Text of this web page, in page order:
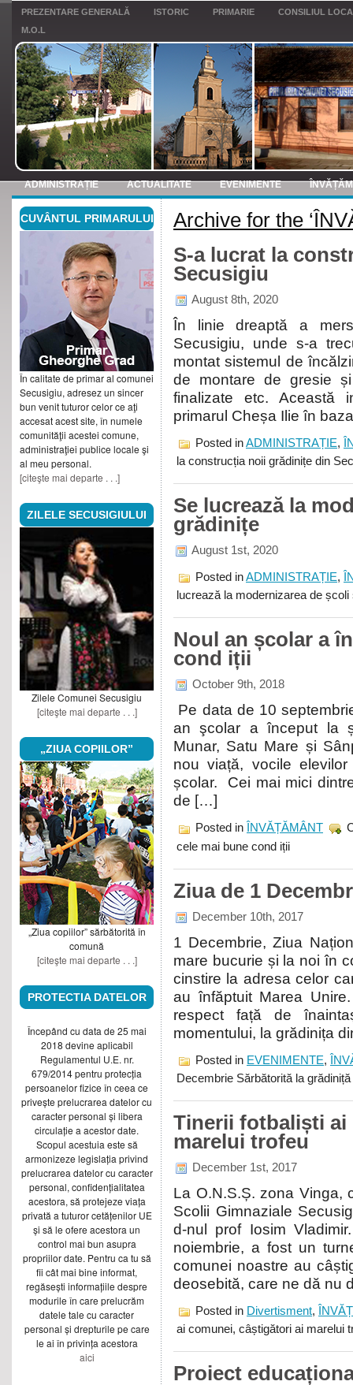
PREZENTARE GENERALĂ ISTORIC PRIMARIE
CONSILIUL
M.O.L
ADMINISTRAȚIE ACTUALITATE EVENIMENTE
ANUNTURI
CUVÂNTUL PRIMARULUI
În calitate de primar al comunei
Secusigiu, adresez un sincer
bun venit tuturor celor ce aţi
accesat acest site, în numele
comunităţii acestei comune,
administraţiei publice locale şi
al meu personal.
[citeşte mai departe . . .]
ZILELE SECUSIGIULUI
Zilele Comunei Secusigiu
[citeşte mai departe . . .]
„ZIUA COPIILOR”
„Ziua copiilor” sărbătorită în
comună
[citeşte mai departe . . .]
PROTECTIA DATELOR
Începând cu data de 25 mai
2018 devine aplicabil
Regulamentul U.E. nr.
679/2014 pentru protecția
persoanelor fizice în ceea ce
privește prelucrarea datelor cu
caracter personal și libera
circulație a acestor date.
Scopul acestuia este să
armonizeze legislația privind
prelucrarea datelor cu caracter
personal, confidențialitatea
acestora, să protejeze viața
privată a tuturor cetățenilor UE
și să le ofere acestora un
control mai bun asupra
propriilor date. Pentru ca tu să
fii cât mai bine informat,
regăsești informațiile despre
modurile în care prelucrăm
datele tale cu caracter
personal și drepturile pe care
le ai în privința acestora
aici
Archive for the
S-a lucrat la
Secusigiu
August 8th, 2020
În linie dreaptă a
Secusigiu, unde s-a
montat sistemul de
de montare de gresie
finalizate etc. Această
primarul Cheșa Ilie în
Posted inADMINISTRAȚIE,
la construcția noii grădinițe din
Se lucrează la
grădinițe
August 1st, 2020
Posted inADMINISTRAȚIE,
lucrează la modernizarea de școli
Noul an școlar a
cond iții
October 9th, 2018
Pe data de 10
an şcolar a început la
Munar, Satu Mare și
nou viață, vocile
școlar. Cei mai mici
de […]
Posted in ÎNVĂȚĂMÂNT
cele mai bune cond iții
Ziua de 1
December 10th, 2017
1 Decembrie, Ziua
mare bucurie și la noi în
cinstire la adresa celor
au înfăptuit Marea
respect față de
momentului, la grădinița
Posted in EVENIMENTE,
Decembrie Sărbătorită la grădiniță
Tinerii fotbaliști ai
marelui trofeu
December 1st, 2017
La O.N.S.Ș. zona Vinga,
Scolii Gimnaziale
d-nul prof Iosim
noiembrie, a fost un
comunei noastre au
deosebită, care ne dă nu
Posted in Divertisment,
ai comunei, câștigători ai marelui
Proiect